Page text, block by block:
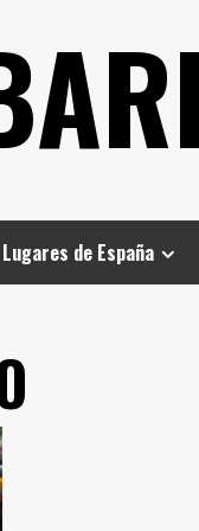
Lugares de España